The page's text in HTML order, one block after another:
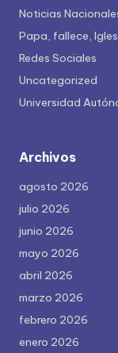
Noticias
Papa, fallece,
Redes Sociales
Uncategorized
Universidad
Archivos
agosto 2026
julio 2026
junio 2026
mayo 2026
abril 2026
marzo 2026
febrero 2026
enero 2026